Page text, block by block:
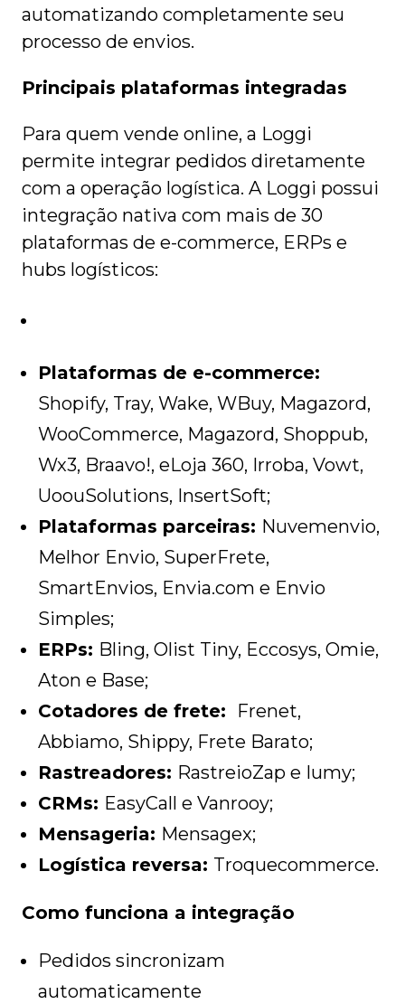
automatizando completamente seu
processo de envios.
Principais plataformas integradas
Para quem vende online, a Loggi
permite integrar pedidos diretamente
com a operação logística. A Loggi possui
integração nativa com mais de 30
plataformas de e-commerce, ERPs e
hubs logísticos:
Plataformas de e-commerce:
Shopify, Tray, Wake, WBuy, Magazord,
WooCommerce, Magazord, Shoppub,
Wx3, Braavo!, eLoja 360, Irroba, Vowt,
UoouSolutions, InsertSoft;
Plataformas parceiras: Nuvemenvio,
Melhor Envio, SuperFrete,
SmartEnvios, Envia.com e Envio
Simples;
ERPs: Bling, Olist Tiny, Eccosys, Omie,
Aton e Base;
Cotadores de frete: Frenet,
Abbiamo, Shippy, Frete Barato;
Rastreadores: RastreioZap e Iumy;
CRMs: EasyCall e Vanrooy;
Mensageria: Mensagex;
Logística reversa: Troquecommerce.
Como funciona a integração
Pedidos sincronizam
automaticamente